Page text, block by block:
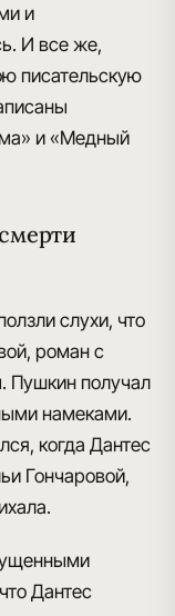
и
И все же,
писательскую
и «Медный
слухи, что
роман с
. Пушкин получал
намеками.
когда Дантес
Гончаровой,
Дантес